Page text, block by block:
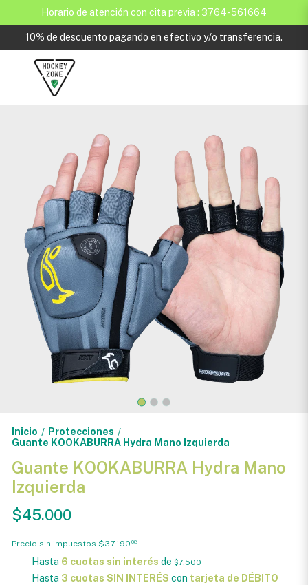
Horario de atención con cita previa : 3764-561664
10% de descuento pagando en efectivo y/o transferencia.
Inicio / Protecciones /
Guante KOOKABURRA Hydra Mano Izquierda
Guante KOOKABURRA Hydra Mano
Izquierda
$45.000
Precio sin impuestos $37.190 08
Hasta 6 cuotas sin interés de $7.500
Hasta 3 cuotas SIN INTERÉS con tarjeta de DÉBITO